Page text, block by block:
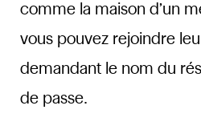
comme la maison d’un
vous pouvez rejoindre
demandant le nom du
de passe.